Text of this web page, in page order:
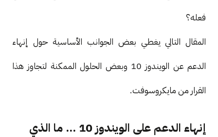
فعله؟
المقال التالي يغطي بعض الجوانب الأساسية حول إنهاء
الدعم عن الويندوز 10 وبعض الحلول الممكنة لتجاوز هذا
القرار من مايكروسوفت.
إنهاء الدعم على الويندوز 10 ... ما الذي